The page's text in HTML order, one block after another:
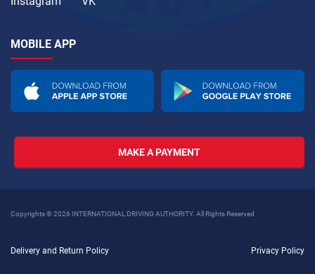
MOBILE APP
MAKE A PAYMENT
Copyrights © 2026 INTERNATIONAL DRIVING AUTHORITY. All Rights Reserved
Delivery and Return Policy Privacy Policy